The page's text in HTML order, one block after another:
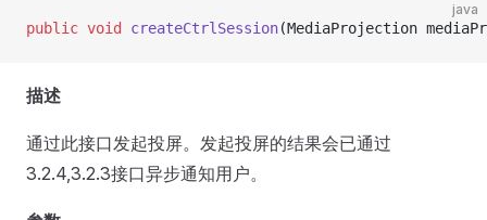
java
public void createCtrlSession(MediaProjection
描述
通过此接口发起投屏。发起投屏的结果会已通过
3.2.4,3.2.3接口异步通知用户。